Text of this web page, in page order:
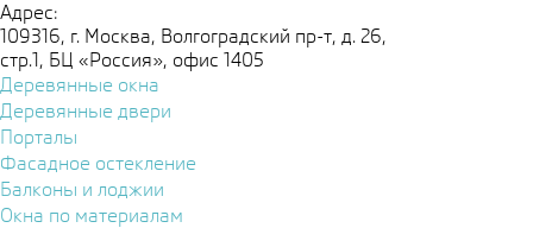
Адрес:
109316, г. Москва, Волгоградский пр-т, д. 26,
стр.1, БЦ «Россия», офис 1405
Деревянные окна
Деревянные двери
Порталы
Фасадное остекление
Балконы и лоджии
Окна по материалам